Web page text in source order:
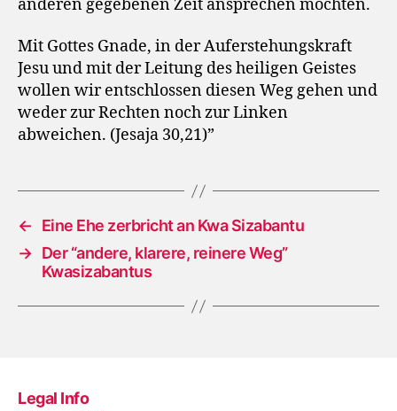
anderen gegebenen Zeit ansprechen möchten.
Mit Gottes Gnade, in der Auferstehungskraft
Jesu und mit der Leitung des heiligen Geistes
wollen wir entschlossen diesen Weg gehen und
weder zur Rechten noch zur Linken
abweichen. (Jesaja 30,21)”
←
Eine Ehe zerbricht an Kwa Sizabantu
→ Der “andere, klarere, reinere Weg”
Kwasizabantus
Legal Info